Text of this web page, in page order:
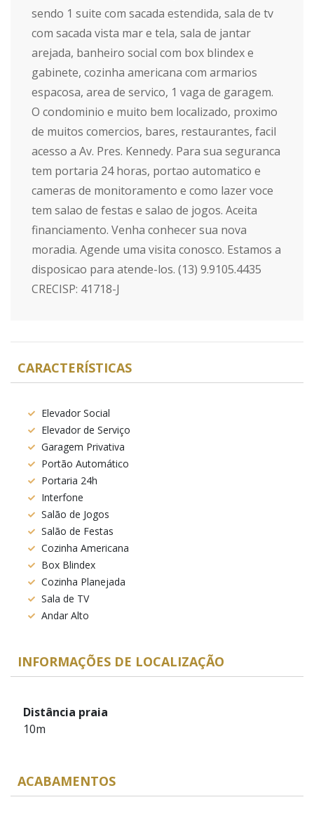
sendo 1 suite com sacada estendida, sala de tv
com sacada vista mar e tela, sala de jantar
arejada, banheiro social com box blindex e
gabinete, cozinha americana com armarios
espacosa, area de servico, 1 vaga de garagem.
O condominio e muito bem localizado, proximo
de muitos comercios, bares, restaurantes, facil
acesso a Av. Pres. Kennedy. Para sua seguranca
tem portaria 24 horas, portao automatico e
cameras de monitoramento e como lazer voce
tem salao de festas e salao de jogos. Aceita
financiamento. Venha conhecer sua nova
moradia. Agende uma visita conosco. Estamos a
disposicao para atende-los. (13) 9.9105.4435
CRECISP: 41718-J
CARACTERÍSTICAS
Elevador Social
Elevador de Serviço
Garagem Privativa
Portão Automático
Portaria 24h
Interfone
Salão de Jogos
Salão de Festas
Cozinha Americana
Box Blindex
Cozinha Planejada
Sala de TV
Andar Alto
INFORMAÇÕES DE LOCALIZAÇÃO
Distância praia
10m
ACABAMENTOS